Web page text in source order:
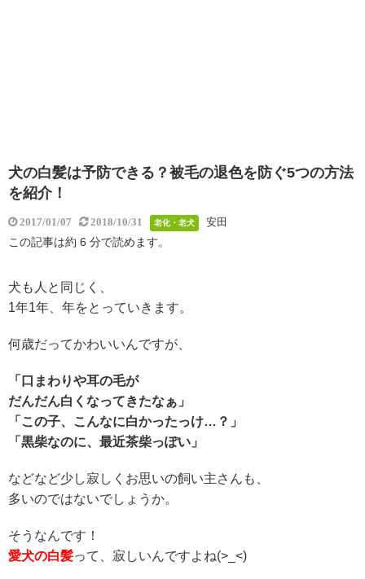
犬の白髪は予防できる？被毛の退色を防ぐ5つの方法
を紹介！
2017/01/07 2018/10/31 老化・老犬 安田
この記事は約 6 分で読めます。
犬も人と同じく、
1年1年、 年をとっていきます。
何歳だってかわいいんですが、
「口まわりや耳の毛が
だんだん白くなってきたなぁ」
「この子、こんなに白かったっけ…？」
「黒柴なのに、最近茶柴っぽい」
などなど少し寂しくお思いの飼い主さんも、
多いのではないでしょうか。
そうなんです！
愛犬の白髪って、寂しいんですよね(>_<)